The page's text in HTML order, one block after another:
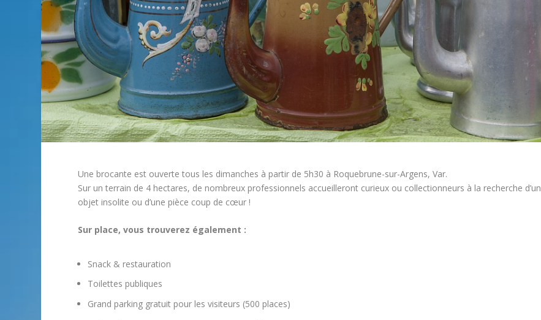
Une brocante est ouverte tous les dimanches à partir de 5h30 à Roquebrune-sur-Argens, Var.
Sur un terrain de 4 hectares, de nombreux professionnels accueilleront curieux ou collectionneurs à la recherche d’un
objet insolite ou d’une pièce coup de cœur !
Sur place, vous trouverez également :
Snack & restauration
Toilettes publiques
Grand parking gratuit pour les visiteurs (500 places)